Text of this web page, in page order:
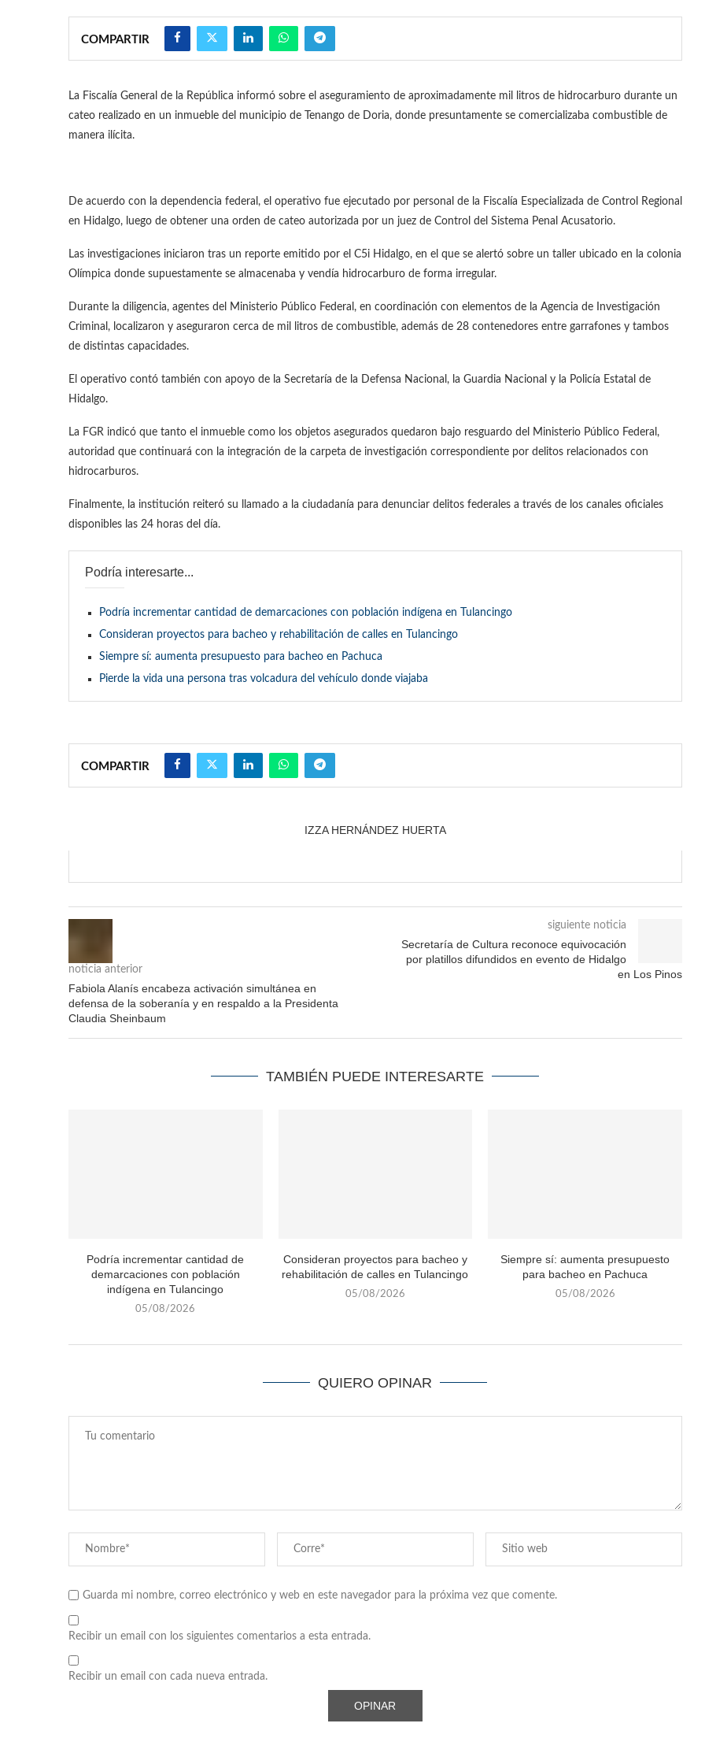
COMPARTIR
La Fiscalía General de la República informó sobre el aseguramiento de aproximadamente mil litros de hidrocarburo durante un
cateo realizado en un inmueble del municipio de Tenango de Doria, donde presuntamente se comercializaba combustible de
manera ilícita.
De acuerdo con la dependencia federal, el operativo fue ejecutado por personal de la Fiscalía Especializada de Control Regional
en Hidalgo, luego de obtener una orden de cateo autorizada por un juez de Control del Sistema Penal Acusatorio.
Las investigaciones iniciaron tras un reporte emitido por el C5i Hidalgo, en el que se alertó sobre un taller ubicado en la colonia
Olímpica donde supuestamente se almacenaba y vendía hidrocarburo de forma irregular.
Durante la diligencia, agentes del Ministerio Público Federal, en coordinación con elementos de la Agencia de Investigación
Criminal, localizaron y aseguraron cerca de mil litros de combustible, además de 28 contenedores entre garrafones y tambos
de distintas capacidades.
El operativo contó también con apoyo de la Secretaría de la Defensa Nacional, la Guardia Nacional y la Policía Estatal de
Hidalgo.
La FGR indicó que tanto el inmueble como los objetos asegurados quedaron bajo resguardo del Ministerio Público Federal,
autoridad que continuará con la integración de la carpeta de investigación correspondiente por delitos relacionados con
hidrocarburos.
Finalmente, la institución reiteró su llamado a la ciudadanía para denunciar delitos federales a través de los canales oficiales
disponibles las 24 horas del día.
Podría interesarte...
Podría incrementar cantidad de demarcaciones con población indígena en Tulancingo
Consideran proyectos para bacheo y rehabilitación de calles en Tulancingo
Siempre sí: aumenta presupuesto para bacheo en Pachuca
Pierde la vida una persona tras volcadura del vehículo donde viajaba
COMPARTIR
IZZA HERNÁNDEZ HUERTA
noticia anterior
Fabiola Alanís encabeza activación simultánea en
defensa de la soberanía y en respaldo a la Presidenta
Claudia Sheinbaum
siguiente noticia
Secretaría de Cultura reconoce equivocación
por platillos difundidos en evento de Hidalgo
en Los Pinos
TAMBIÉN PUEDE INTERESARTE
Podría incrementar cantidad de
demarcaciones con población
indígena en Tulancingo
05/08/2026
Consideran proyectos para bacheo y
rehabilitación de calles en Tulancingo
05/08/2026
Siempre sí: aumenta presupuesto
para bacheo en Pachuca
05/08/2026
QUIERO OPINAR
Guarda mi nombre, correo electrónico y web en este navegador para la próxima vez que comente.
Recibir un email con los siguientes comentarios a esta entrada.
Recibir un email con cada nueva entrada.